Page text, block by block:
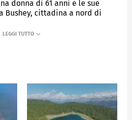
donna di 61 anni e le sue
Bushey, cittadina a nord di